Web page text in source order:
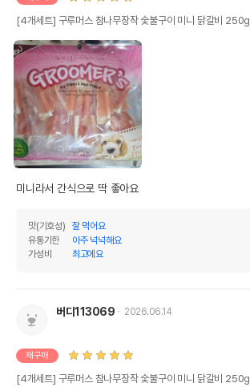
품명 및 모델명
경우 그에 대한 사항
제조자,수입품의 경우
수입자를 함께 표기
케미텍코리아
[4개세트] 구루머스 참나무장작 숯불구이 미니 닭갈비 250g
미니라서 간식으로 딱 좋아요
맛(기호성)
잘 먹어요
유통기한
아주 넉넉해요
가성비
최고에요
버디113069 2026.06.14
재구매
[4개세트] 구루머스 참나무장작 숯불구이 미니 닭갈비 250g